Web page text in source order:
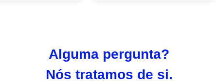
Alguma pergunta?
Nós tratamos de si.